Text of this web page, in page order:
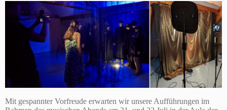
Mit gespannter Vorfreude erwarten wir unsere Aufführungen im